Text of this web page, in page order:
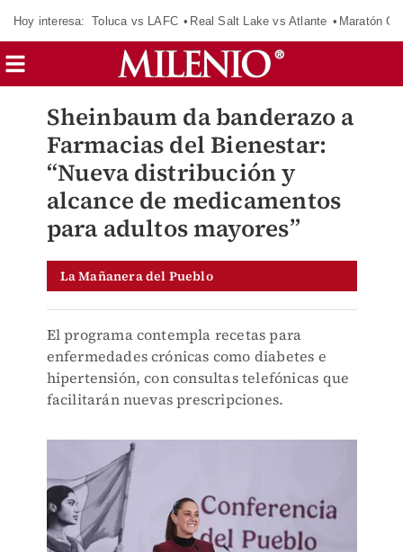
Hoy interesa: Toluca vs LAFC Real Salt Lake vs Atlante Maratón
Sheinbaum da banderazo a
Farmacias del Bienestar:
“Nueva distribución y
alcance de medicamentos
para adultos mayores”
La Mañanera del Pueblo
El programa contempla recetas para
enfermedades crónicas como diabetes e
hipertensión, con consultas telefónicas que
facilitarán nuevas prescripciones.